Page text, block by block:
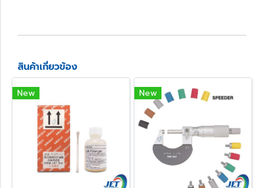
สินค้าเกี่ยวข้อง
New New